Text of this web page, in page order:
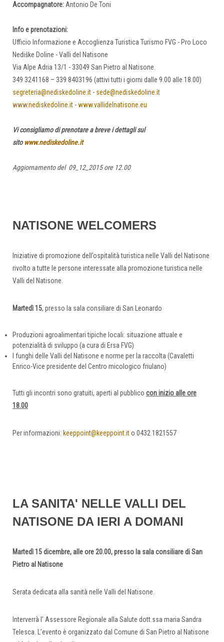
Accompagnatore:Antonio De Toni
Info e prenotazioni:
Ufficio Informazione e Accoglienza Turistica Turismo FVG - Pro Loco
Nediške Doline - Valli del Natisone
Via Alpe Adria 13/1 - 33049 San Pietro al Natisone.
349 3241168 – 339 8403196 (attivi tutti i giorni dalle 9.00 alle 18.00)
segreteria@nediskedoline.it - sede@nediskedoline.it
www.nediskedoline.it -www.vallidelnatisone.eu
Vi consigliamo di prenotare a breve i dettagli sul
sito www.nediskedoline.it
Aggiornamento del 09_12_2015 ore 12.00
NATISONE WELCOMERS
Iniziative di promozione dell’ospitalità turistica nelle Valli del Natisone
rivolto a tutte le persone interessate alla promozione turistica nelle
Valli del Natisone.
Martedì 15, presso la sala consiliare di San Leonardo
Produzioni agroalimentari tipiche locali: situazione attuale e
potenzialità di sviluppo (a cura di Ersa FVG)
I funghi delle Valli del Natisone e norme per la raccolta (Cavaletti
Enrico-Vice presidente del Centro micologico friulano)
Tutti gli incontri sono gratuiti, aperti al pubblico con inizio alle ore
18.00
Per informazioni: keeppoint@keeppoint.ito 0432 1821557
LA SANITA' NELLE VALLI DEL
NATISONE DA IERI A DOMANI
Martedì 15 dicembre, alle ore 20.00, presso la sala consiliare di San
Pietro al Natisone
Serata dedicata alla sanità nelle Valli del Natisone.
Interverrà l’ Assessore Regionale alla Salute dott.ssa maria Sandra
Telesca. L’evento è organizzato dal Comune di San Pietro al Natisone